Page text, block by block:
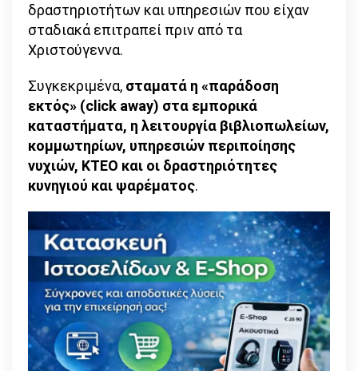
δραστηριοτήτων και υπηρεσιών που είχαν
σταδιακά επιτραπεί πριν από τα
Χριστούγεννα.
Συγκεκριμένα, σταματά η «παράδοση
εκτός» (click away) στα εμπορικά
καταστήματα, η λειτουργία βιβλιοπωλείων,
κομμωτηρίων, υπηρεσιών περιποίησης
νυχιών, ΚΤΕΟ και οι δραστηριότητες
κυνηγιού και ψαρέματος.